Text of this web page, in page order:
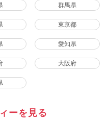
群馬県
東京都
愛知県
大阪府
ーを見る